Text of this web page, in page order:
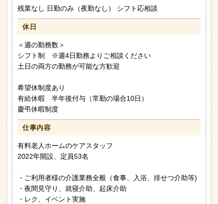
残業なし 日勤のみ（夜勤なし） シフト応相談
休日
＜週の勤務数＞
シフト制 ※週4日勤務よりご相談ください
土日の両方の勤務が可能な方歓迎
希望休制度あり
有給休暇 半年後付与（常勤の場合10日）
慶弔休暇制度
仕事内容
有料老人ホームのケアスタッフ
2022年開設、定員53名
・ご利用者様の介護業務全般（食事、入浴、排せつ介助等)
・夜間見守り、就寝介助、起床介助
・レク、イベント実施